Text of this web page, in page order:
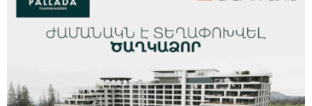
22:19:14 6-08-2026
Իրանը և Օմանը պլանավորում են փոխել
Հորմուզի նեղուցի նավագնացության
22:00:57 6-08-2026